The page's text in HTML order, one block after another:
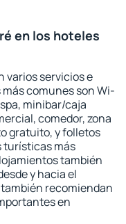
en los hoteles
varios servicios e
comunes son Wi-
minibar/caja
comedor, zona
gratuito, y folletos
turísticas más
también
y hacia el
recomiendan
en